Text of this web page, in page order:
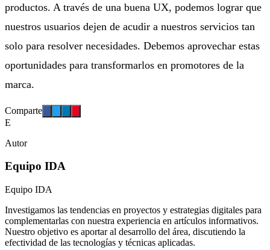
productos. A través de una buena UX, podemos lograr que
nuestros usuarios dejen de acudir a nuestros servicios tan
solo para resolver necesidades. Debemos aprovechar estas
oportunidades para transformarlos en promotores de la
marca.
Comparte
E
Autor
Equipo IDA
Equipo IDA
Investigamos las tendencias en proyectos y estrategias digitales para
complementarlas con nuestra experiencia en artículos informativos.
Nuestro objetivo es aportar al desarrollo del área, discutiendo la
efectividad de las tecnologías y técnicas aplicadas.